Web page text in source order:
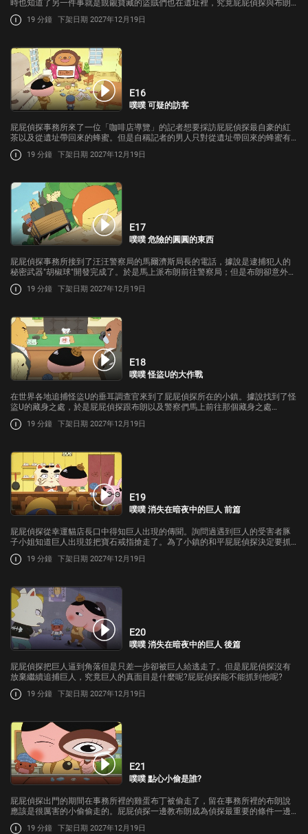
時也知道了另一件事就是覬覦寶藏的盜賊們也在遺址裡，究竟屁屁偵探與布朗
能不能解開遺址的謎題知道真相呢?
19 分鐘 下架日期 2027年12月19日
E16
噗噗 可疑的訪客
屁屁偵探事務所來了一位「咖啡店導覽」的記者想要採訪屁屁偵探最自豪的紅
茶以及從遺址帶回來的蜂蜜。但是自稱記者的男人只對從遺址帶回來的蜂蜜有
興趣令屁屁偵探覺得非常可疑。
19 分鐘 下架日期 2027年12月19日
E17
噗噗 危險的圓圓的東西
屁屁偵探事務所接到了汪汪警察局的馬爾濟斯局長的電話，據說是逮捕犯人的
秘密武器"胡椒球"開發完成了。於是馬上派布朗前往警察局；但是布朗卻意外被
捲入了意外當中…
19 分鐘 下架日期 2027年12月19日
E18
噗噗 怪盜U的大作戰
在世界各地追捕怪盜U的垂耳調查官來到了屁屁偵探所在的小鎮。據說找到了怪
盜U的藏身之處，於是屁屁偵探跟布朗以及警察們馬上前往那個藏身之處…
19 分鐘 下架日期 2027年12月19日
E19
噗噗 消失在暗夜中的巨人 前篇
屁屁偵探從幸運貓店長口中得知巨人出現的傳聞。詢問過遇到巨人的受害者豚
子小姐知道巨人出現並把寶石戒指搶走了。為了小鎮的和平屁屁偵探決定要抓
到巨人…
19 分鐘 下架日期 2027年12月19日
E20
噗噗 消失在暗夜中的巨人 後篇
屁屁偵探把巨人逼到角落但是只差一步卻被巨人給逃走了。但是屁屁偵探沒有
放棄繼續追捕巨人，究竟巨人的真面目是什麼呢?屁屁偵探能不能抓到他呢?
19 分鐘 下架日期 2027年12月19日
E21
噗噗 點心小偷是誰?
屁屁偵探出門的期間在事務所裡的雞蛋布丁被偷走了，留在事務所裡的布朗說
應該是很厲害的小偷偷走的。屁屁偵探一邊教布朗成為偵探最重要的條件一邊
推理犯人是誰…
19 分鐘 下架日期 2027年12月19日